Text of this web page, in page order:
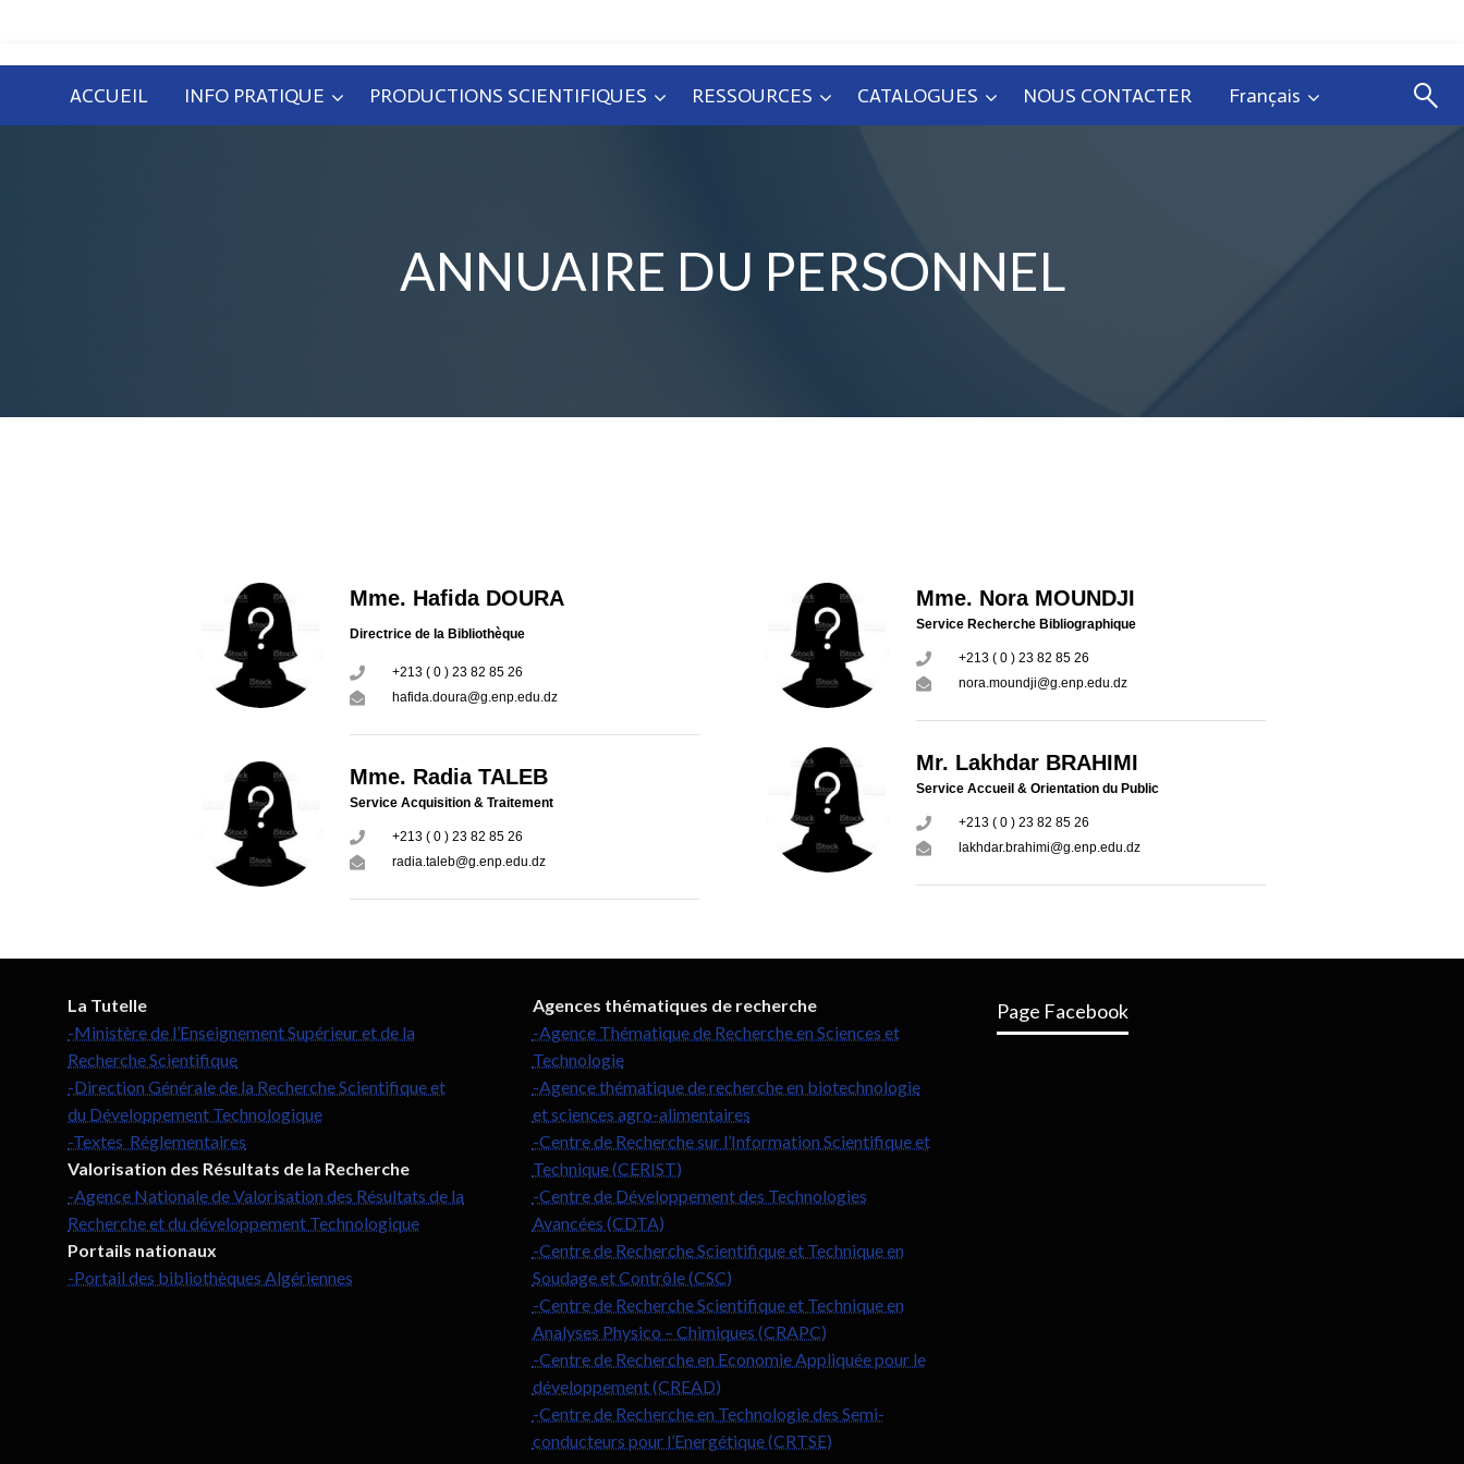
ACCUEIL INFO PRATIQUE PRODUCTIONS SCIENTIFIQUES RESSOURCES CATALOGUES NOUS CONTACTER Français
ANNUAIRE DU PERSONNEL
Mme. Hafida DOURA
Directrice de la Bibliothèque
+213 ( 0 ) 23 82 85 26
hafida.doura@g.enp.edu.dz
Mme. Radia TALEB
Service Acquisition & Traitement
+213 ( 0 ) 23 82 85 26
radia.taleb@g.enp.edu.dz
Mme. Nora MOUNDJI
Service Recherche Bibliographique
+213 ( 0 ) 23 82 85 26
nora.moundji@g.enp.edu.dz
Mr. Lakhdar BRAHIMI
Service Accueil & Orientation du Public
+213 ( 0 ) 23 82 85 26
lakhdar.brahimi@g.enp.edu.dz
La Tutelle
-Ministère de l’Enseignement Supérieur et de la
Recherche Scientifique
-Direction Générale de la Recherche Scientifique et
du Développement Technologique
-Textes Réglementaires
Valorisation des Résultats de la Recherche
-Agence Nationale de Valorisation des Résultats de la
Recherche et du développement Technologique
Portails nationaux
-Portail des bibliothèques Algériennes
Agences thématiques de recherche
-Agence Thématique de Recherche en Sciences et
Technologie
-Agence thématique de recherche en biotechnologie
et sciences agro-alimentaires
-Centre de Recherche sur l’Information Scientifique et
Technique (CERIST)
-Centre de Développement des Technologies
Avancées (CDTA)
-Centre de Recherche Scientifique et Technique en
Soudage et Contrôle (CSC)
-Centre de Recherche Scientifique et Technique en
Analyses Physico – Chimiques (CRAPC)
-Centre de Recherche en Economie Appliquée pour le
développement (CREAD)
-Centre de Recherche en Technologie des Semi-
conducteurs pour l’Energétique (CRTSE)
Page Facebook